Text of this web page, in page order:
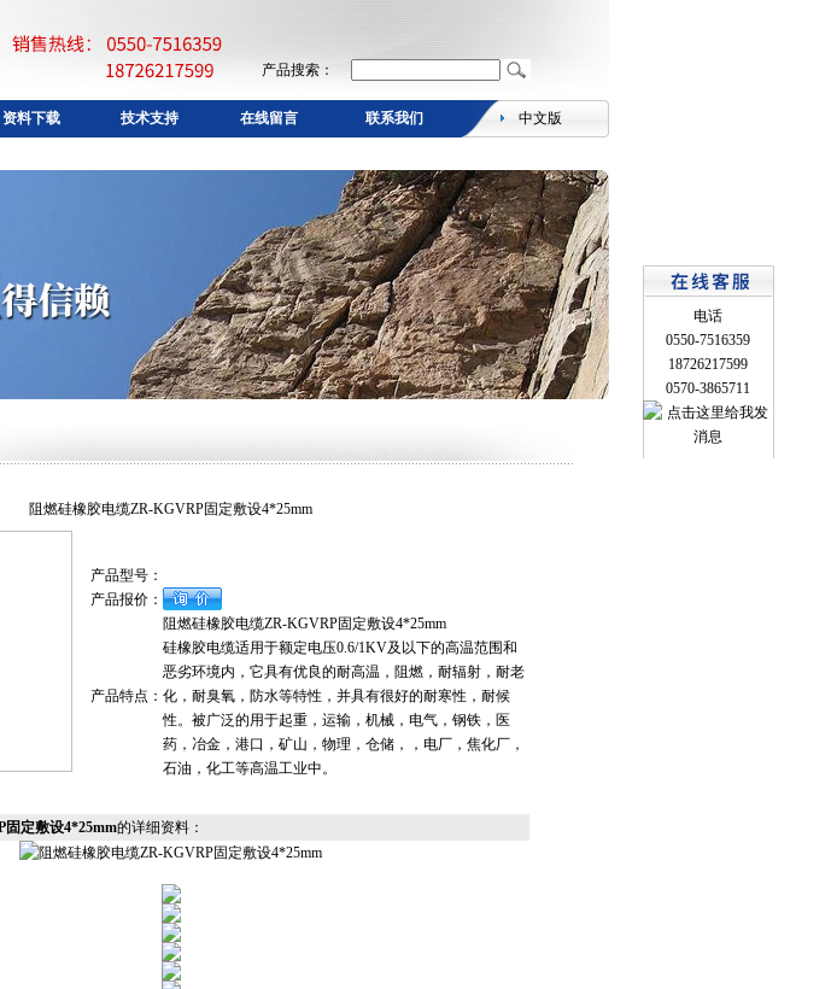
产品搜索：
资料下载 技术支持 在线留言 联系我们 中文版
阻燃硅橡胶电缆ZR-KGVRP固定敷设4*25mm
产品型号：
产品报价：
产品特点：
阻燃硅橡胶电缆ZR-KGVRP固定敷设4*25mm
硅橡胶电缆适用于额定电压0.6/1KV及以下的高温范围和
恶劣环境内，它具有优良的耐高温，阻燃，耐辐射，耐老
化，耐臭氧，防水等特性，并具有很好的耐寒性，耐候
性。被广泛的用于起重，运输，机械，电气，钢铁，医
药，冶金，港口，矿山，物理，仓储，，电厂，焦化厂，
石油，化工等高温工业中。
固定敷设4*25mm的详细资料：
电话
0550-7516359
18726217599
0570-3865711